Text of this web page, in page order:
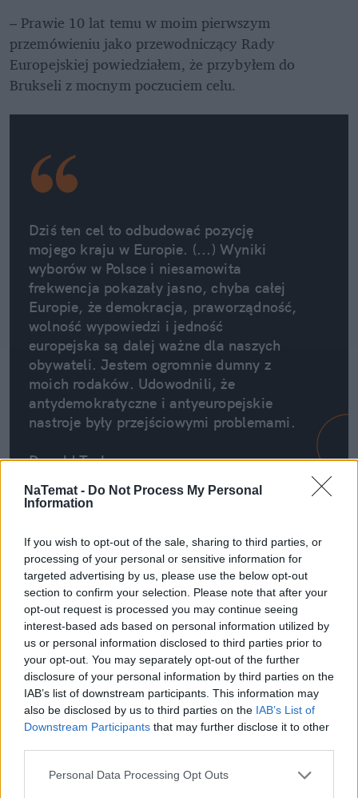
NaTemat - Do Not Process My Personal
Information
If you wish to opt-out of the sale, sharing to third parties, or
processing of your personal or sensitive information for
targeted advertising by us, please use the below opt-out
section to confirm your selection. Please note that after your
opt-out request is processed you may continue seeing
interest-based ads based on personal information utilized by
us or personal information disclosed to third parties prior to
your opt-out. You may separately opt-out of the further
disclosure of your personal information by third parties on the
IAB’s list of downstream participants. This information may
also be disclosed by us to third parties on the IAB’s List of
Downstream Participants that may further disclose it to other
Personal Data Processing Opt Outs
– Prawie 10 lat temu w moim pierwszym
przemówieniu jako przewodniczący Rady
Europejskiej powiedziałem, że przybyłem do
Brukseli z mocnym poczuciem celu.
Dziś ten cel to odbudować pozycję
mojego kraju w Europie. (...) Wyniki
wyborów w Polsce i niesamowita
frekwencja pokazały jasno, chyba całej
Europie, że demokracja, praworządność,
wolność wypowiedzi i jedność
europejska są dalej ważne dla naszych
obywateli. Jestem ogromnie dumny z
moich rodaków. Udowodnili, że
antydemokratyczne i antyeuropejskie
nastroje były przejściowymi problemami.
Donald Tusk